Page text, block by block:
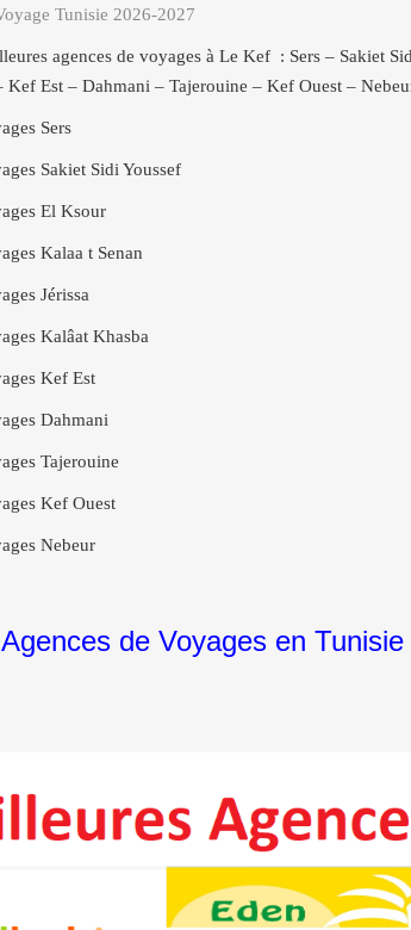
Tunisie 2026-2027
agences de voyages à Le Kef : Sers – Sakiet
Kef Est – Dahmani – Tajerouine – Kef Ouest –
Sers
Sakiet Sidi Youssef
El Ksour
Kalaa t Senan
Jérissa
Kalâat Khasba
Kef Est
Dahmani
Tajerouine
Kef Ouest
Nebeur
de Voyages en Tunisie